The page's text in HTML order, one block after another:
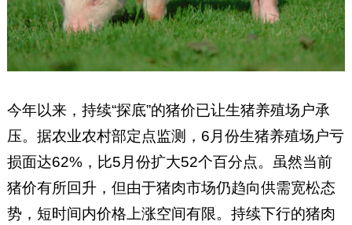
今年以来，持续“探底”的猪价已让生猪养殖场户承
压。据农业农村部定点监测，6月份生猪养殖场户亏
损面达62%，比5月份扩大52个百分点。虽然当前
猪价有所回升，但由于猪肉市场仍趋向供需宽松态
势，短时间内价格上涨空间有限。持续下行的猪肉